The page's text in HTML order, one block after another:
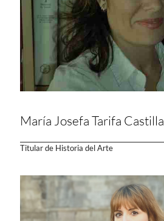
María Josefa Tarifa Castilla
Titular de Historia del Arte